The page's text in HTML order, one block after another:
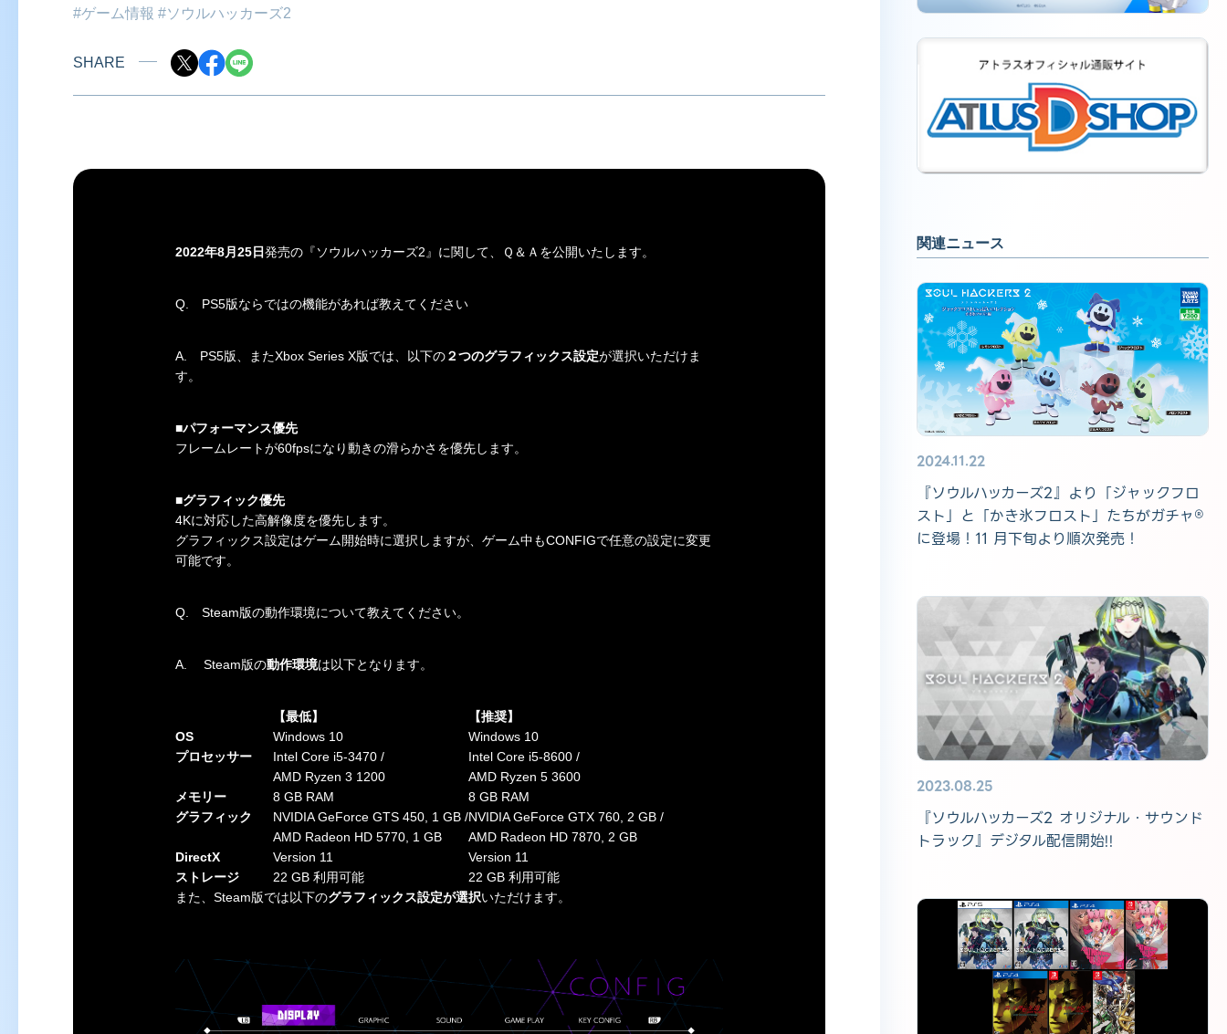
#ゲーム情報 #ソウルハッカーズ2
SHARE
2022年8月25日発売の『ソウルハッカーズ2 』に関して、Ｑ＆Ａを公開いたします。
Q. PS5版ならではの機能があれば教えてください
A. PS5版、またXbox Series X版では、以下の２つのグラフィックス設定が選択いただけま
す。
■パフォーマンス優先
フレームレートが60fpsになり動きの滑らかさを優先します。
■グラフィック優先
4Kに対応した高解像度を優先します。
グラフィックス設定はゲーム開始時に選択しますが、ゲーム中もCONFIGで任意の設定に変更
可能です。
Q. Steam版の動作環境について教えてください。
A. Steam版の動作環境は以下となります。
【最低】
【推奨】
OS
Windows 10
Windows 10
プロセッサー
Intel Core i5-3470 /
AMD Ryzen 3 1200
Intel Core i5-8600 /
AMD Ryzen 5 3600
メモリー
8 GB RAM
8 GB RAM
グラフィック
NVIDIA GeForce GTS 450, 1 GB /
AMD Radeon HD 5770, 1 GB
NVIDIA GeForce GTX 760, 2 GB /
AMD Radeon HD 7870, 2 GB
DirectX
Version 11
Version 11
ストレージ
22 GB 利用可能
22 GB 利用可能
また、Steam版では以下のグラフィックス設定が選択いただけます。
関連ニュース
2024.11.22
『ソウルハッカーズ2』より「ジャックフロ
スト」と「かき氷フロスト」たちがガチャ®
に登場！11 月下旬より順次発売！
2023.08.25
『ソウルハッカーズ2 オリジナル・サウンド
トラック』デジタル配信開始!!